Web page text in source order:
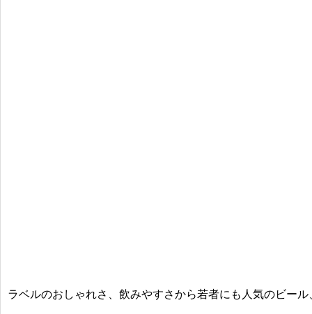
ラベルのおしゃれさ、飲みやすさから若者にも人気のビー